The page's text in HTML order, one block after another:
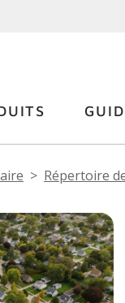
Répertoire